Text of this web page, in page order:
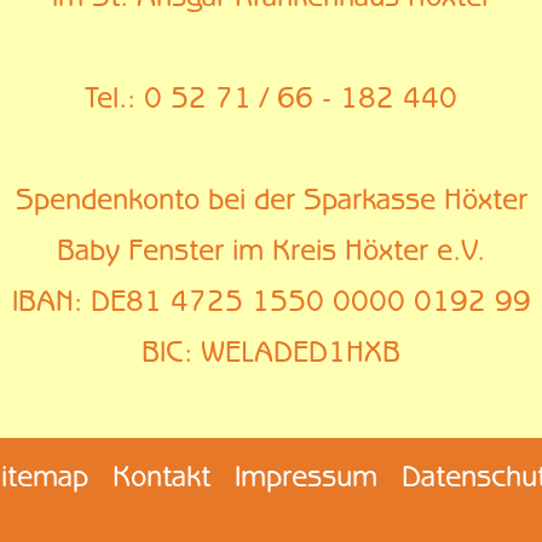
Tel.: 0 52 71 / 66 - 182 440
Spendenkonto bei der Sparkasse Höxter
Baby Fenster im Kreis Höxter e.V.
IBAN: DE81 4725 1550 0000 0192 99
BIC: WELADED1HXB
Kontakt Impressum